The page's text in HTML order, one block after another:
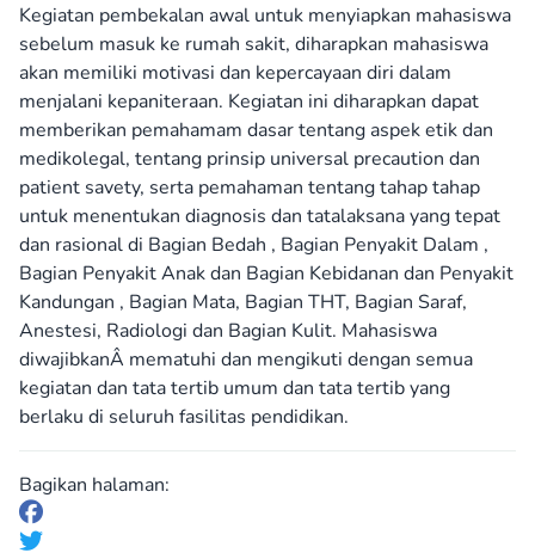
Kegiatan pembekalan awal untuk menyiapkan mahasiswa
sebelum masuk ke rumah sakit, diharapkan mahasiswa
akan memiliki motivasi dan kepercayaan diri dalam
menjalani kepaniteraan. Kegiatan ini diharapkan dapat
memberikan pemahamam dasar tentang aspek etik dan
medikolegal, tentang prinsip universal precaution dan
patient savety, serta pemahaman tentang tahap tahap
untuk menentukan diagnosis dan tatalaksana yang tepat
dan rasional di Bagian Bedah , Bagian Penyakit Dalam ,
Bagian Penyakit Anak dan Bagian Kebidanan dan Penyakit
Kandungan , Bagian Mata, Bagian THT, Bagian Saraf,
Anestesi, Radiologi dan Bagian Kulit. Mahasiswa
diwajibkanÂ mematuhi dan mengikuti dengan semua
kegiatan dan tata tertib umum dan tata tertib yang
berlaku di seluruh fasilitas pendidikan.
Bagikan halaman: